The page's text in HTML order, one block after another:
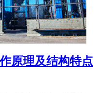
原理及结构特点